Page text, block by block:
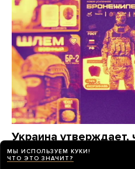
Украина утверждает,
помогает снабжать
действительно так?
МЫ ИСПОЛЬЗУЕМ КУКИ!
ЧТО ЭТО ЗНАЧИТ?